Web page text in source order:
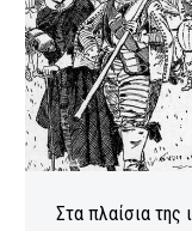
Στα πλαίσια της